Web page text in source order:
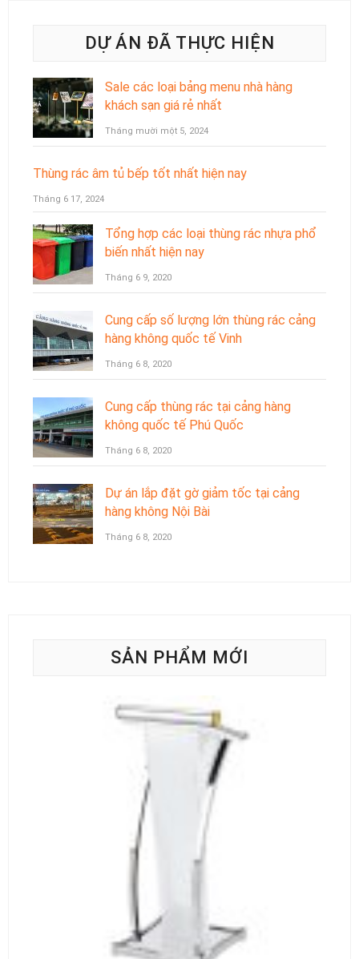
DỰ ÁN ĐÃ THỰC HIỆN
Sale các loại bảng menu nhà hàng
khách sạn giá rẻ nhất
Tháng mười một 5, 2024
Thùng rác âm tủ bếp tốt nhất hiện nay
Tháng 6 17, 2024
Tổng hợp các loại thùng rác nhựa phổ
biến nhất hiện nay
Tháng 6 9, 2020
Cung cấp số lượng lớn thùng rác cảng
hàng không quốc tế Vinh
Tháng 6 8, 2020
Cung cấp thùng rác tại cảng hàng
không quốc tế Phú Quốc
Tháng 6 8, 2020
Dự án lắp đặt gờ giảm tốc tại cảng
hàng không Nội Bài
Tháng 6 8, 2020
SẢN PHẨM MỚI